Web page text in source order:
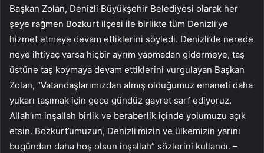
Başkan Zolan, Denizli Büyükşehir Belediyesi olarak her
şeye rağmen Bozkurt ilçesi ile birlikte tüm Denizli’ye
hizmet etmeye devam ettiklerini söyledi. Denizli’de nerede
neye ihtiyaç varsa hiçbir ayrım yapmadan gidermeye, taş
üstüne taş koymaya devam ettiklerini vurgulayan Başkan
Zolan, “Vatandaşlarımızdan almış olduğumuz emaneti daha
yukarı taşımak için gece gündüz gayret sarf ediyoruz.
Allah’ım inşallah birlik ve beraberlik içinde yolumuzu açık
etsin. Bozkurt’umuzun, Denizli’mizin ve ülkemizin yarını
bugünden daha hoş olsun inşallah” sözlerini kullandı. –